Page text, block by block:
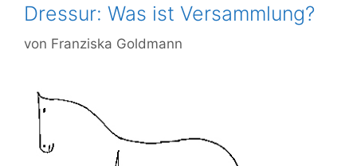
Dressur: Was ist Versammlung?
von Franziska Goldmann